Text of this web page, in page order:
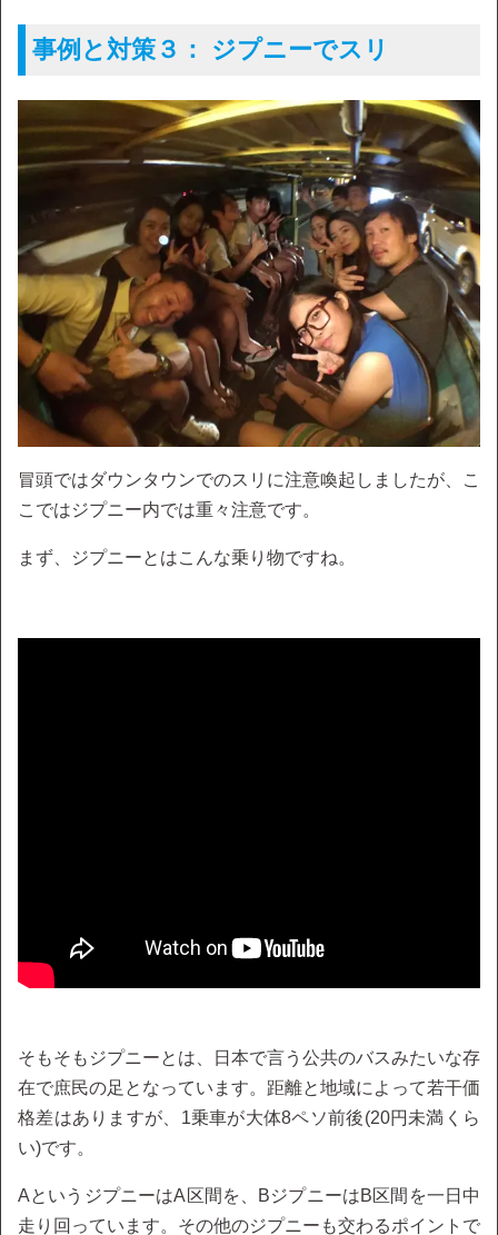
事例と対策３： ジプニーでスリ
冒頭ではダウンタウンでのスリに注意喚起しましたが、こ
こではジプニー内では重々注意です。
まず、ジプニーとはこんな乗り物ですね。
そもそもジプニーとは、日本で言う公共のバスみたいな存
在で庶民の足となっています。距離と地域によって若干価
格差はありますが、1乗車が大体8ペソ前後(20円未満くら
い)です。
AというジプニーはA区間を、BジプニーはB区間を一日中
走り回っています。その他のジプニーも交わるポイントで